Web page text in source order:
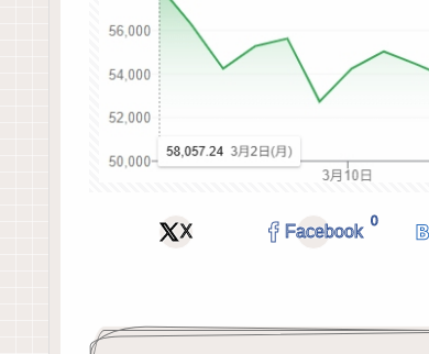
X Facebook
0